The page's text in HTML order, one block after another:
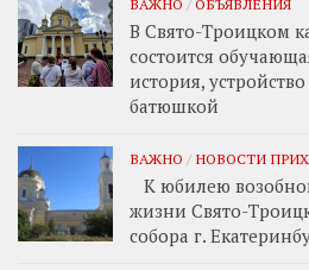
В Свято-Троицком
состоится
история,
батюшкой
ВАЖНО / НОВОСТИ
К юбилею
жизни Свято-
собора г.